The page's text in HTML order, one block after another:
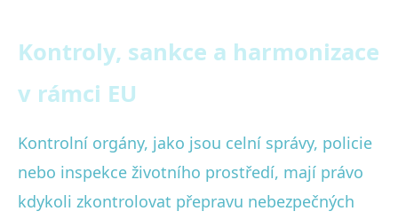
Kontroly, sankce a harmonizace
v rámci EU
Kontrolní orgány, jako jsou celní správy, policie
nebo inspekce životního prostředí, mají právo
kdykoli zkontrolovat přepravu nebezpečných